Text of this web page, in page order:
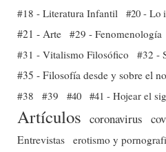
#18 - Literatura Infantil #20 - Lo
#21 - Arte #29 - Fenomenología
#31 - Vitalismo Filosófico
#32 -
#35 - Filosofía desde y sobre el
#38
#39 #40 #41 - Hojear el
Artículos coronavirus
Entrevistas erotismo y